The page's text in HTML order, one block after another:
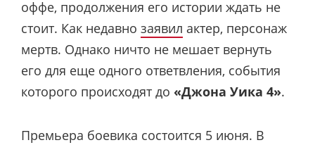
оффе, продолжения его истории ждать не
стоит. Как недавно заявил актер, персонаж
мертв. Однако ничто не мешает вернуть
его для еще одного ответвления, события
которого происходят до «Джона Уика 4».
Премьера боевика состоится 5 июня. В